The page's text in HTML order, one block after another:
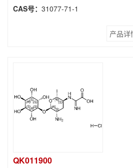
CAS号： 31077-71-1
产品详
QK011900